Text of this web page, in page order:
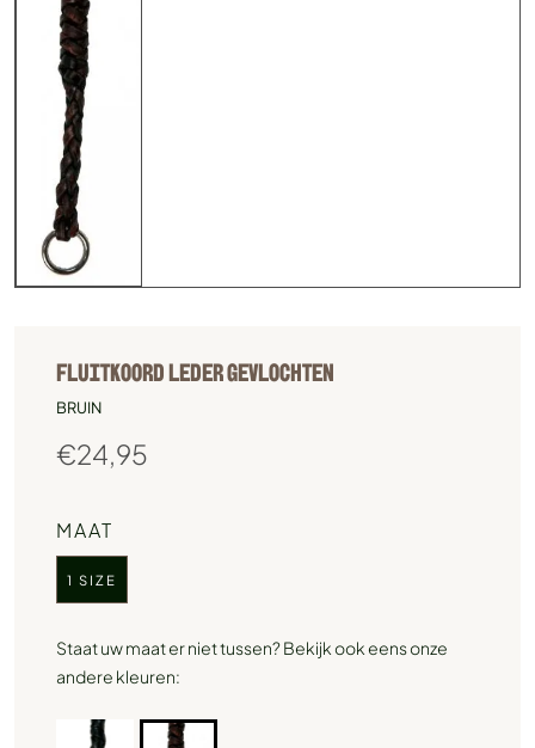
FLUITKOORD LEDER GEVLOCHTEN
BRUIN
€24,95
MAAT
1 SIZE
Staat uw maat er niet tussen? Bekijk ook eens onze
andere kleuren: